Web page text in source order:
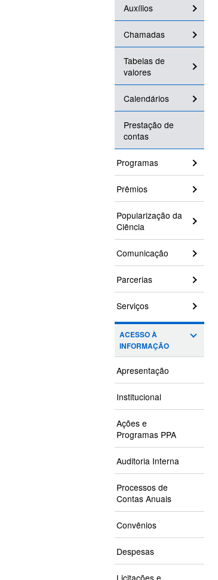
Auxílios
Chamadas
Tabelas de
valores
Calendários
Prestação de
contas
Programas
Prêmios
Popularização da
Ciência
Comunicação
Parcerias
Serviços
ACESSO À
INFORMAÇÃO
Apresentação
Institucional
Ações e
Programas PPA
Auditoria Interna
Processos de
Contas Anuais
Convênios
Despesas